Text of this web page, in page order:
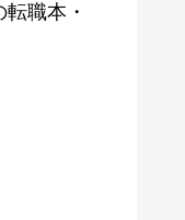
職本・